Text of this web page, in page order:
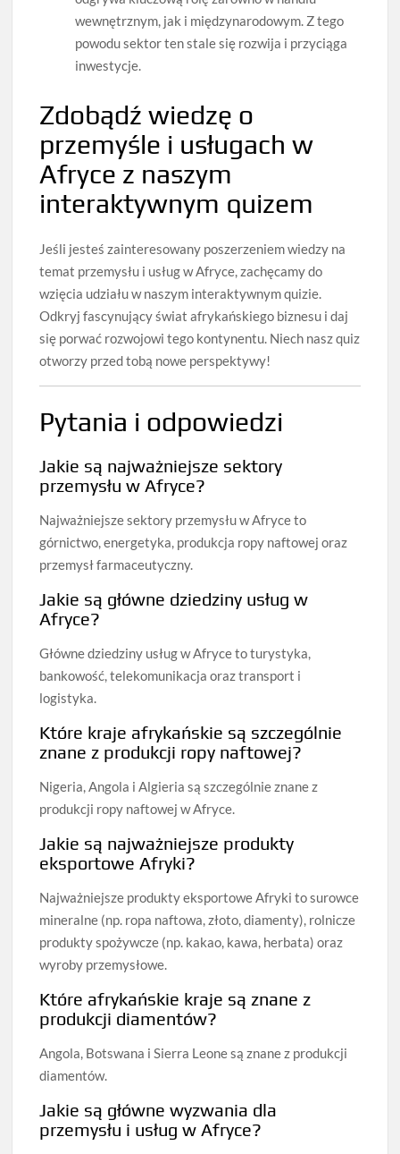
wewnętrznym, jak i międzynarodowym. Z tego
powodu sektor ten stale się rozwija i przyciąga
inwestycje.
Zdobądź wiedzę o
przemyśle i usługach w
Afryce z naszym
interaktywnym quizem
Jeśli jesteś zainteresowany poszerzeniem wiedzy na
temat przemysłu i usług w Afryce, zachęcamy do
wzięcia udziału w naszym interaktywnym quizie.
Odkryj fascynujący świat afrykańskiego biznesu i daj
się porwać rozwojowi tego kontynentu. Niech nasz quiz
otworzy przed tobą nowe perspektywy!
Pytania i odpowiedzi
Jakie są najważniejsze sektory
przemysłu w Afryce?
Najważniejsze sektory przemysłu w Afryce to
górnictwo, energetyka, produkcja ropy naftowej oraz
przemysł farmaceutyczny.
Jakie są główne dziedziny usług w
Afryce?
Główne dziedziny usług w Afryce to turystyka,
bankowość, telekomunikacja oraz transport i
logistyka.
Które kraje afrykańskie są szczególnie
znane z produkcji ropy naftowej?
Nigeria, Angola i Algieria są szczególnie znane z
produkcji ropy naftowej w Afryce.
Jakie są najważniejsze produkty
eksportowe Afryki?
Najważniejsze produkty eksportowe Afryki to surowce
mineralne (np. ropa naftowa, złoto, diamenty), rolnicze
produkty spożywcze (np. kakao, kawa, herbata) oraz
wyroby przemysłowe.
Które afrykańskie kraje są znane z
produkcji diamentów?
Angola, Botswana i Sierra Leone są znane z produkcji
diamentów.
Jakie są główne wyzwania dla
przemysłu i usług w Afryce?